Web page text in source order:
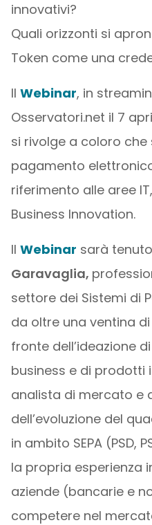
innovativi?
Quali orizzonti si
Token come una
Il Webinar, in
Osservatori.net il 7
si rivolge a coloro
pagamento
riferimento alle aree
Business Innovation.
Il Webinar sarà
Garavaglia,
settore dei Sistemi di
da oltre una ventina
fronte dell’ideazione
business e di prodotti
analista di mercato e
dell’evoluzione del
in ambito SEPA (PSD,
la propria esperienza
aziende (bancarie e
competere nel